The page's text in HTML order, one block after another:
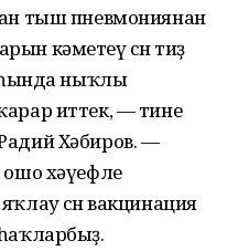
тыш пневмониянан
кәметеү өсөн тиҙ
ныҡлы
иттек, — тине
Хәбиров. —
хәүефле
өсөн вакцинация